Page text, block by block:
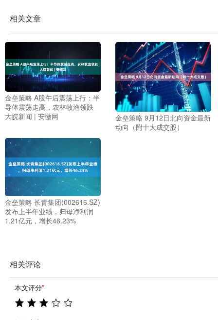
相关文章
金垒策略 A股午后震荡上行：半
导体震荡走高，农林牧渔领跌_
大皖新闻 | 安徽网
金垒策略 9月12日北向资金最新
动向（附十大成交股）
金垒策略 长青集团(002616.SZ)
发布上半年业绩，归母净利润
1.21亿元，增长46.23%
相关评论
本文评分*